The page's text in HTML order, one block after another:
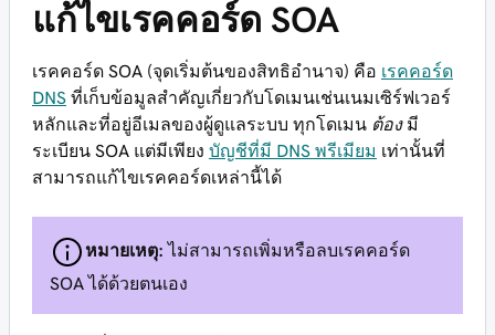
แก้ไขเรคคอร์ด SOA
เรคคอร์ด SOA (จุดเริ่มต้นของสิทธิอำนาจ) คือ เรคคอร์ด
DNS ที่เก็บข้อมูลสำคัญเกี่ยวกับโดเมนเช่นเนมเซิร์ฟเวอร์
หลักและที่อยู่อีเมลของผู้ดูแลระบบ ทุกโดเมน ต้องมี
ระเบียน SOA แต่มีเพียง บัญชีที่มี DNS พรีเมียม เท่านั้นที่
สามารถแก้ไขเรคคอร์ดเหล่านี้ได้
หมายเหตุ: ไม่สามารถเพิ่มหรือลบเรคคอร์ด
SOA ได้ด้วยตนเอง